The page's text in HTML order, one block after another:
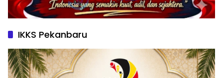
IKKS Pekanbaru